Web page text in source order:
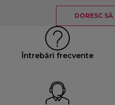
DORESC
Întrebări frecvente